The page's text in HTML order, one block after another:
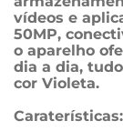
vídeos e
50MP,
o aparelho
dia a dia,
cor Violeta.
Caraterísticas: